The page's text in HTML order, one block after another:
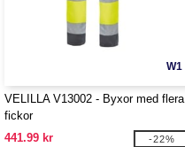
W1
VELILLA V13002 - Byxor med flera
fickor
441.99 kr
-22%